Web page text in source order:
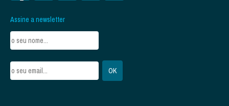
Assine a newsletter